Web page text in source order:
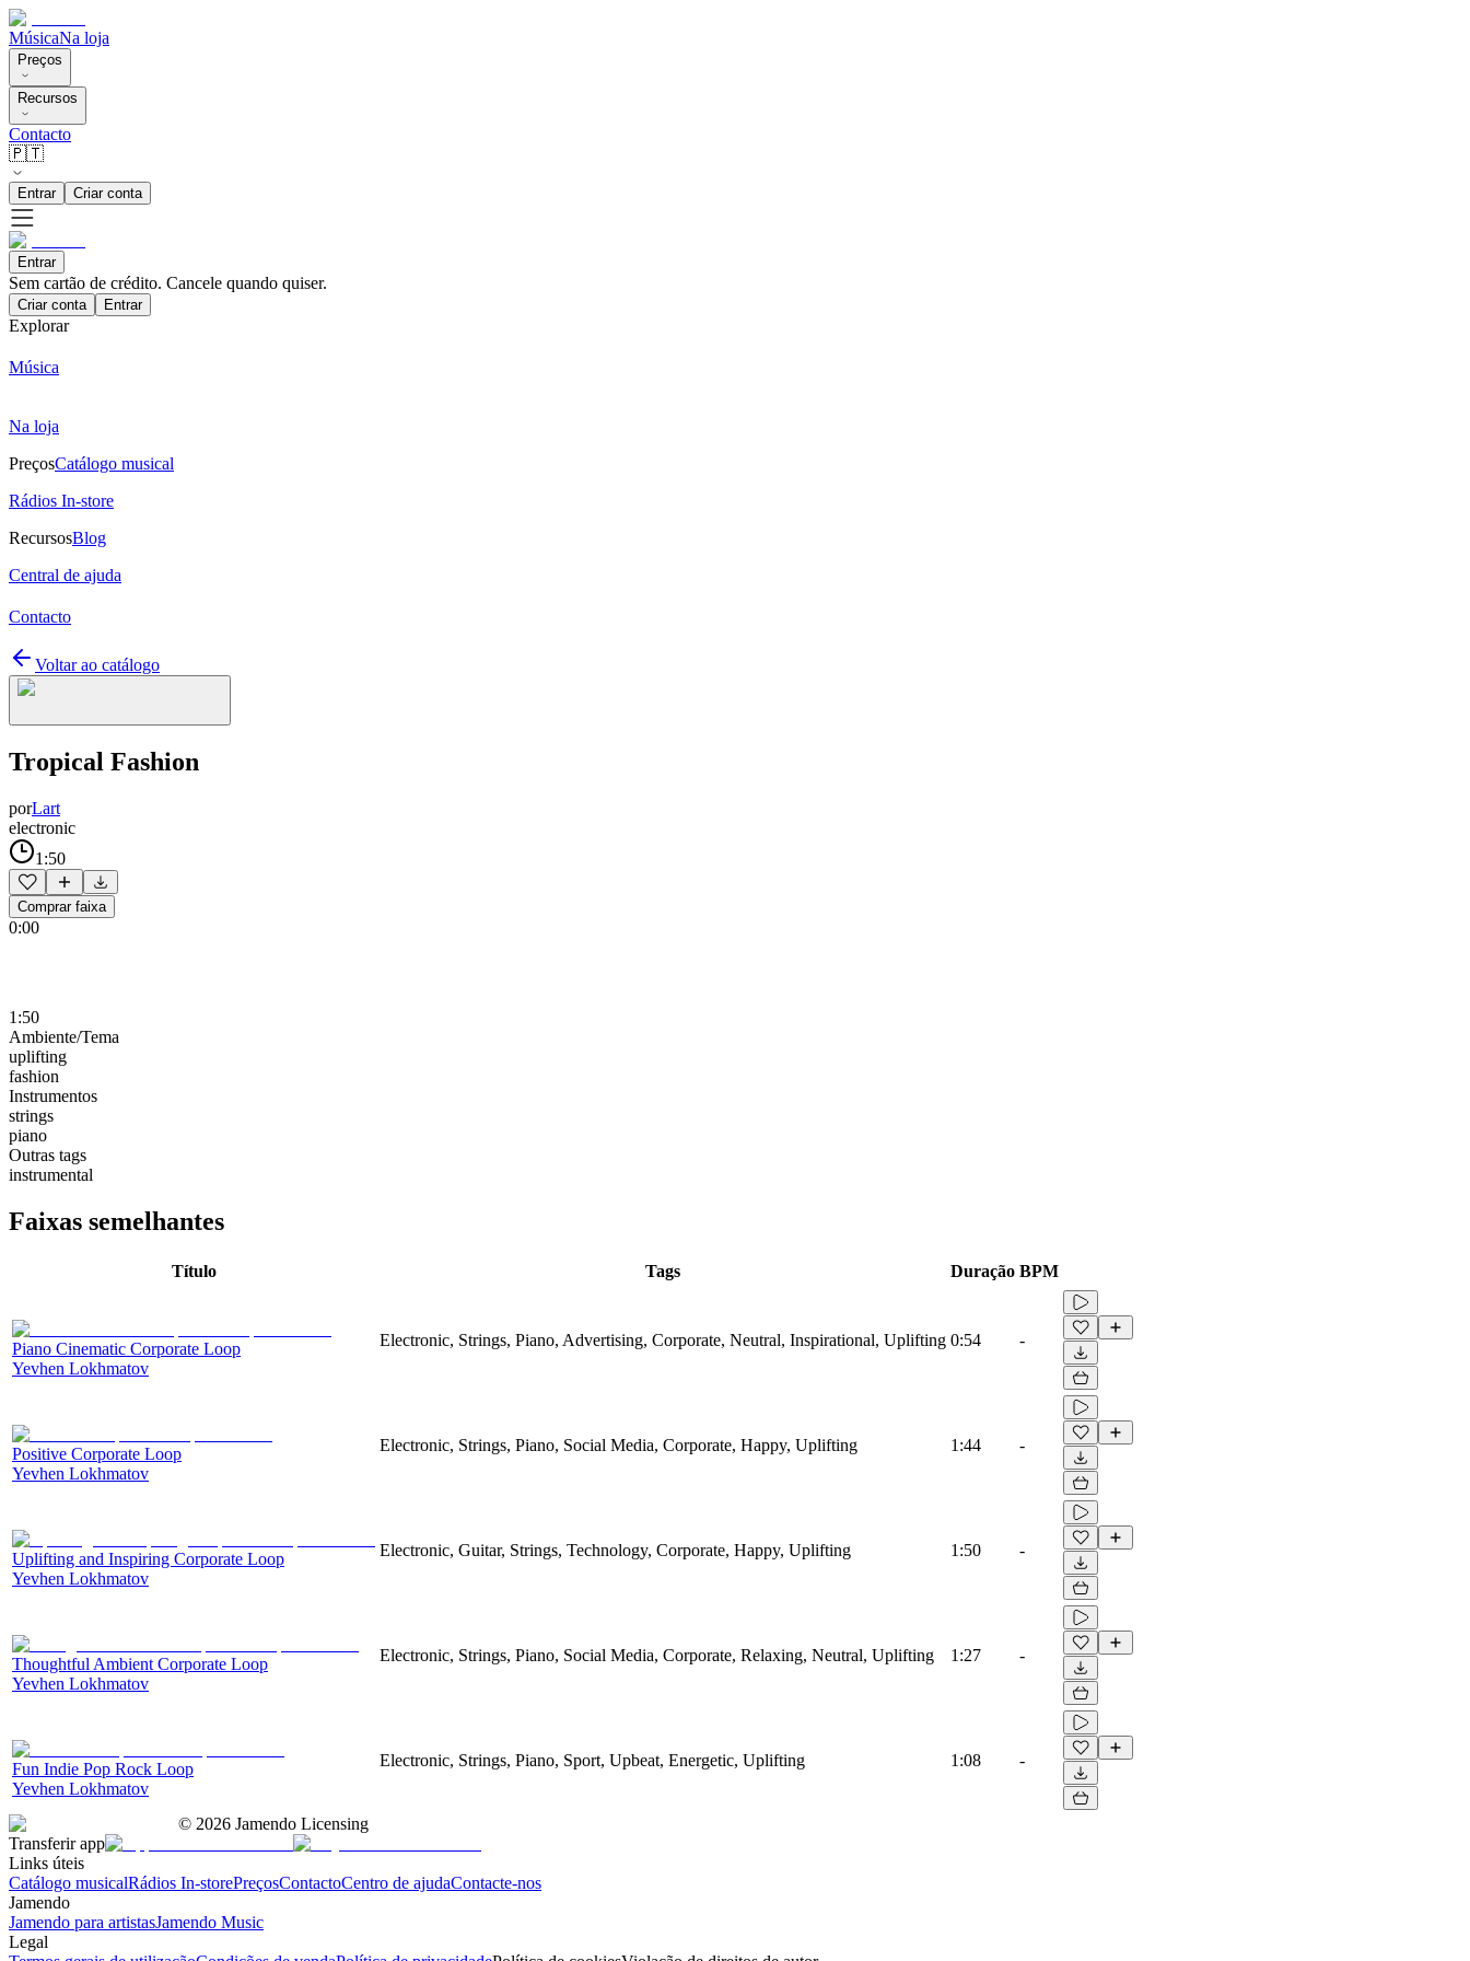
MúsicaNa loja
Preços
Recursos
Contacto
🇵🇹
Entrar Criar conta
Entrar
Sem cartão de crédito. Cancele quando quiser.
Criar conta Entrar
Explorar
Música
Na loja
PreçosCatálogo musical
Rádios In-store
RecursosBlog
Central de ajuda
Contacto
Voltar ao catálogo
Tropical Fashion
porLart
electronic
1:50
Comprar faixa
0:00
1:50
Ambiente/Tema
uplifting
fashion
Instrumentos
strings
piano
Outras tags
instrumental
Faixas semelhantes
Título Tags Duração BPM
Piano Cinematic Corporate Loop
Yevhen Lokhmatov
Electronic, Strings, Piano, Advertising, Corporate, Neutral, Inspirational, Uplifting 0:54 -
Positive Corporate Loop
Yevhen Lokhmatov
Electronic, Strings, Piano, Social Media, Corporate, Happy, Uplifting 1:44 -
Uplifting and Inspiring Corporate Loop
Yevhen Lokhmatov
Electronic, Guitar, Strings, Technology, Corporate, Happy, Uplifting 1:50 -
Thoughtful Ambient Corporate Loop
Yevhen Lokhmatov
Electronic, Strings, Piano, Social Media, Corporate, Relaxing, Neutral, Uplifting 1:27 -
Fun Indie Pop Rock Loop
Yevhen Lokhmatov
Electronic, Strings, Piano, Sport, Upbeat, Energetic, Uplifting 1:08 -
© 2026 Jamendo Licensing
Transferir app
Links úteis
Catálogo musicalRádios In-storePreçosContactoCentro de ajudaContacte-nos
Jamendo
Jamendo para artistasJamendo Music
Legal